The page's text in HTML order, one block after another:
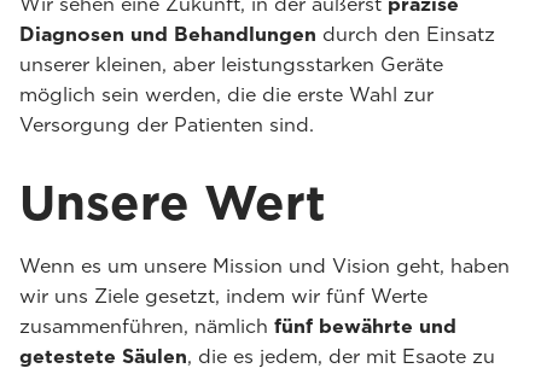
Diagnosen und Behandlungen durch den Einsatz
unserer kleinen, aber leistungsstarken Geräte
möglich sein werden, die die erste Wahl zur
Versorgung der Patienten sind.
Unsere Wert
Wenn es um unsere Mission und Vision geht, haben
wir uns Ziele gesetzt, indem wir fünf Werte
zusammenführen, nämlich fünf bewährte und
getestete Säulen, die es jedem, der mit Esaote zu